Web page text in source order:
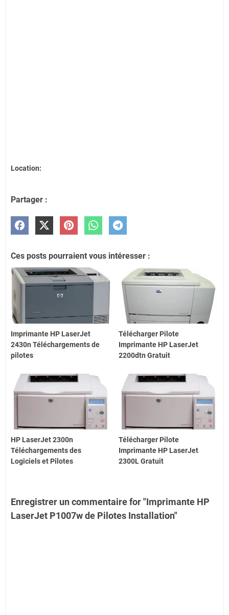
Location:
Partager :
Ces posts pourraient vous intéresser :
Imprimante HP LaserJet
2430n Téléchargements de
pilotes
Télécharger Pilote
Imprimante HP LaserJet
2200dtn Gratuit
HP LaserJet 2300n
Téléchargements des
Logiciels et Pilotes
Télécharger Pilote
Imprimante HP LaserJet
2300L Gratuit
Enregistrer un commentaire for "Imprimante HP
LaserJet P1007w de Pilotes Installation"